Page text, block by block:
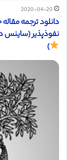
2020-04-20
دانلود ترجمه
نفوذپذیر (ساینس دایرکت – الزویر
)